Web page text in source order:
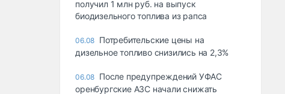
получил 1 млн руб. на выпуск
биодизельного топлива из рапса
06.08 Потребительские цены на
дизельное топливо снизились на 2,3%
06.08 После предупреждений УФАС
оренбургские АЗС начали снижать